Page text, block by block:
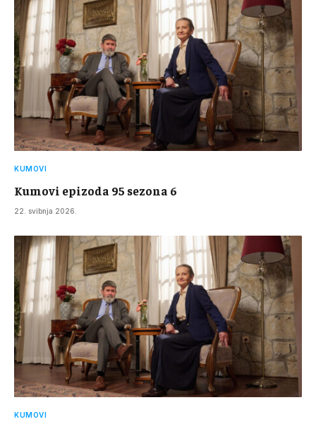
KUMOVI
Kumovi epizoda 95 sezona 6
22. svibnja 2026.
KUMOVI